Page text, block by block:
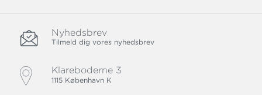
Nyhedsbrev
Tilmeld dig vores nyhedsbrev
Klareboderne 3
1115 København K